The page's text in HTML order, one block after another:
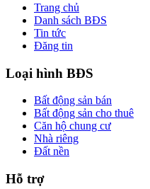
Trang chủ
Danh sách BĐS
Tin tức
Đăng tin
Loại hình BĐS
Bất động sản bán
Bất động sản cho thuê
Căn hộ chung cư
Nhà riêng
Đất nền
Hỗ trợ